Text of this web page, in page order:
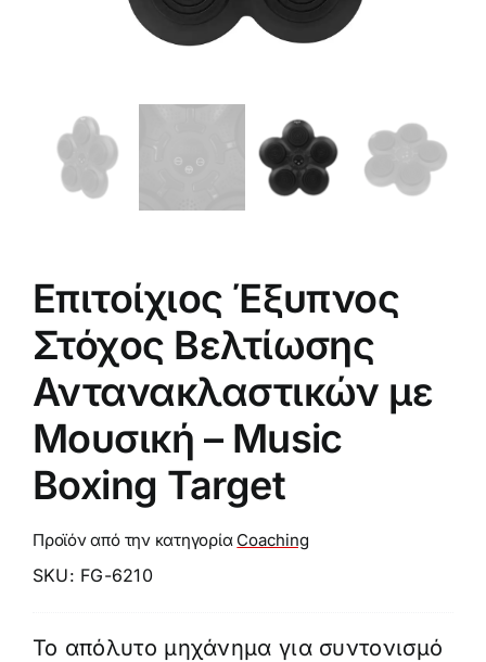
Επιτοίχιος Έξυπνος
Στόχος Βελτίωσης
Αντανακλαστικών με
Μουσική – Music
Boxing Target
Προϊόν από την κατηγορία Coaching
SKU: FG-6210
Το απόλυτο μηχάνημα για συντονισμό